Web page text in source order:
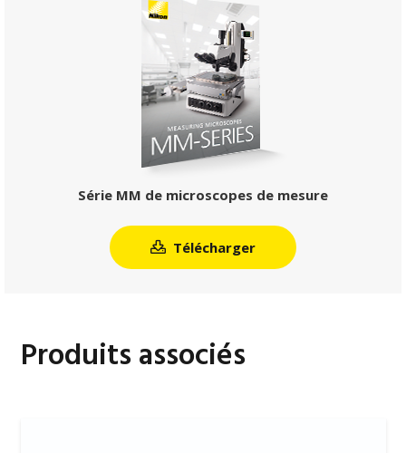
Série MM de microscopes de mesure
Télécharger
Produits associés